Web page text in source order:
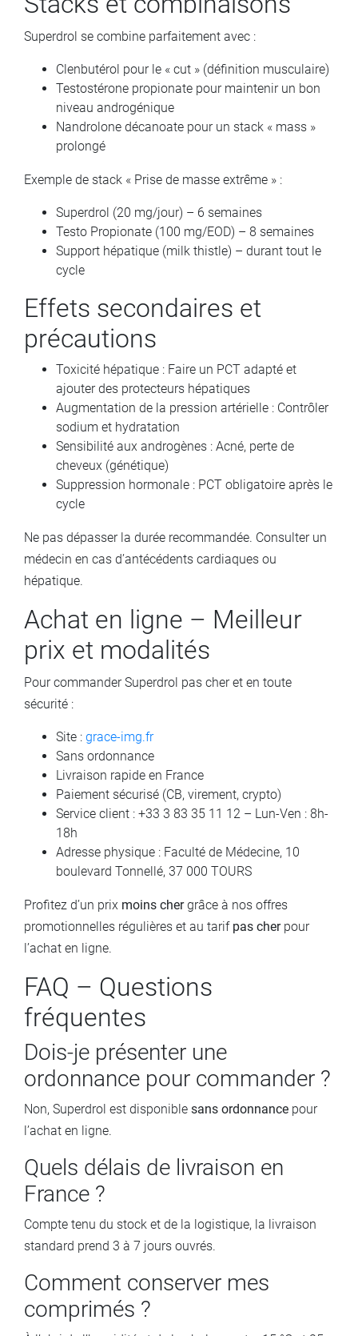
Superdrol se combine parfaitement avec :
Clenbutérol pour le « cut » (définition musculaire)
Testostérone propionate pour maintenir un bon
niveau androgénique
Nandrolone décanoate pour un stack « mass »
prolongé
Exemple de stack « Prise de masse extrême » :
Superdrol (20 mg/jour) – 6 semaines
Testo Propionate (100 mg/EOD) – 8 semaines
Support hépatique (milk thistle) – durant tout le
cycle
Effets secondaires et
précautions
Toxicité hépatique : Faire un PCT adapté et
ajouter des protecteurs hépatiques
Augmentation de la pression artérielle : Contrôler
sodium et hydratation
Sensibilité aux androgènes : Acné, perte de
cheveux (génétique)
Suppression hormonale : PCT obligatoire après le
cycle
Ne pas dépasser la durée recommandée. Consulter un
médecin en cas d’antécédents cardiaques ou
hépatique.
Achat en ligne – Meilleur
prix et modalités
Pour commander Superdrol pas cher et en toute
sécurité :
Site : grace-img.fr
Sans ordonnance
Livraison rapide en France
Paiement sécurisé (CB, virement, crypto)
Service client : +33 3 83 35 11 12 – Lun-Ven : 8h-
18h
Adresse physique : Faculté de Médecine, 10
boulevard Tonnellé, 37 000 TOURS
Profitez d’un prix moins chergrâce à nos offres
promotionnelles régulières et au tarif pas cherpour
l’achat en ligne.
FAQ – Questions
fréquentes
Dois-je présenter une
ordonnance pour commander ?
Non, Superdrol est disponible sans ordonnance pour
l’achat en ligne.
Quels délais de livraison en
France ?
Compte tenu du stock et de la logistique, la livraison
standard prend 3 à 7 jours ouvrés.
Comment conserver mes
comprimés ?